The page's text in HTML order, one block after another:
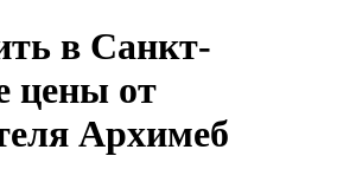
в Санкт-
цены от
Архимеб